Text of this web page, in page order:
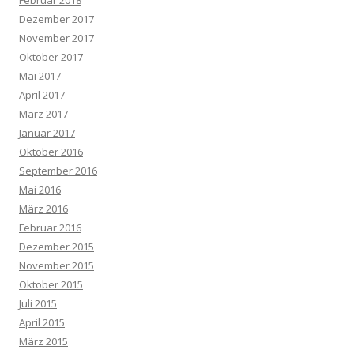
Dezember 2017
November 2017
Oktober 2017
Mai 2017
April 2017
März 2017
Januar 2017
Oktober 2016
September 2016
Mai 2016
März 2016
Februar 2016
Dezember 2015
November 2015
Oktober 2015
Juli 2015
April 2015
März 2015